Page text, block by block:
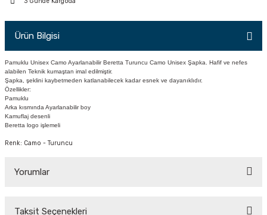
Ürün Bilgisi
Pamuklu Unisex Camo Ayarlanabilir Beretta Turuncu Camo Unisex Şapka. Hafif ve nefes
alabilen Teknik kumaştan imal edilmiştir.
Şapka, şeklini kaybetmeden katlanabilecek kadar esnek ve dayanıklıdır.
Özellikler:
Pamuklu
Arka kısmında Ayarlanabilir boy
Kamuflaj desenli
Beretta logo işlemeli
Renk: Camo - Turuncu
Yorumlar
Taksit Seçenekleri